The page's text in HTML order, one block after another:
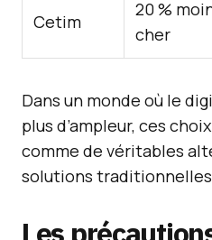
Cetim
20 %
cher
Dans un monde où le
plus d’ampleur, ces
comme de véritables
solutions